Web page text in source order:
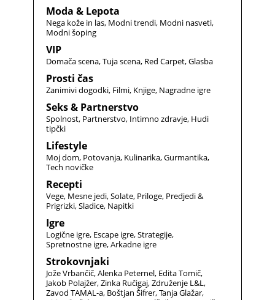
Moda & Lepota
Nega kože in las Modni trendi Modni nasveti
Modni šoping
VIP
Domača scena Tuja scena Red Carpet Glasba
Prosti čas
Zanimivi dogodki Filmi Knjige Nagradne igre
Seks & Partnerstvo
Spolnost Partnerstvo Intimno zdravje Hudi
tipčki
Lifestyle
Moj dom Potovanja Kulinarika Gurmantika
Tech novičke
Recepti
Vege Mesne jedi Solate Priloge Predjedi &
Prigrizki Sladice Napitki
Igre
Logične igre Escape igre Strategije
Spretnostne igre Arkadne igre
Strokovnjaki
Jože Vrbančič Alenka Peternel Edita Tomič
Jakob Polajžer Zinka Ručigaj Združenje L&L
Zavod TAMAL-a Boštjan Šifrer Tanja Glažar